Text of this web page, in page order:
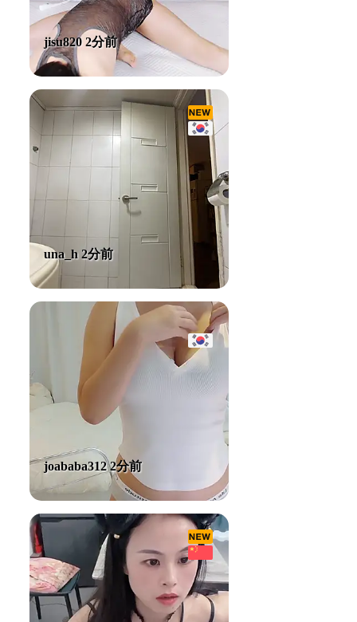
jisu820 2分前
una_h 2分前
joababa312 2分前